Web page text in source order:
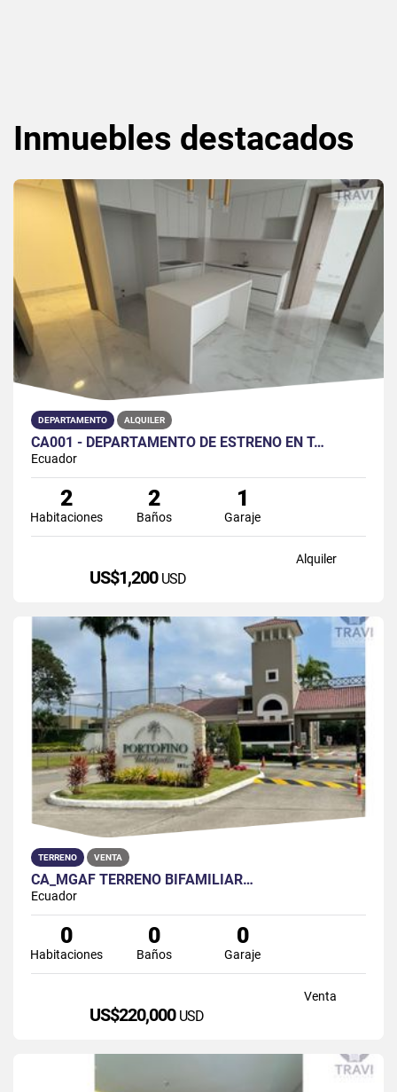
Inmuebles destacados
DEPARTAMENTO ALQUILER
CA001 - DEPARTAMENTO DE ESTRENO EN T…
Ecuador
2
Habitaciones
2
Baños
1
Garaje
Alquiler
US$1,200 USD
TERRENO VENTA
CA_MGAF TERRENO BIFAMILIAR…
Ecuador
0
Habitaciones
0
Baños
0
Garaje
Venta
US$220,000 USD